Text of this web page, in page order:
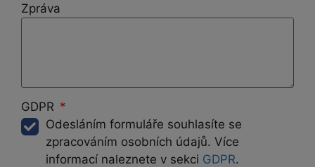
Zpráva
GDPR
Odesláním formuláře souhlasíte se
zpracováním osobních údajů. Více
informací naleznete v sekci GDPR.